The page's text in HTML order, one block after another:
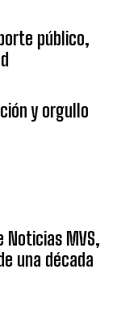
público,
y orgullo
Noticias MVS,
una década